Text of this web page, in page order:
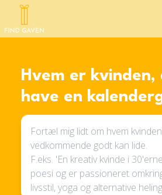
Hvem er kvinden,
have en